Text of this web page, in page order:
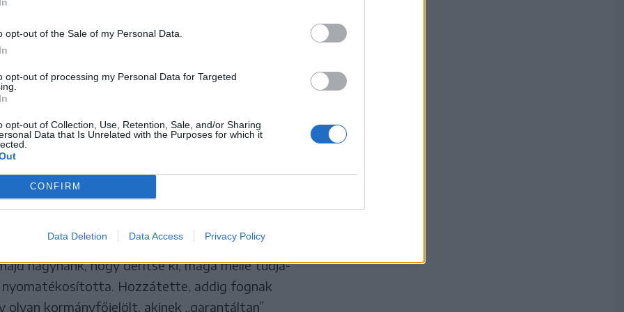
opt-out of the Sale of my Personal Data.
opt-out of processing my Personal Data for Targeted
opt-out of Collection, Use, Retention, Sale, and/or Sharing
Data that Is Unrelated with the Purposes for which it
CONFIRM
Data Deletion Data Access Privacy Policy
elő, általános kérdés
a javaslatuk alapján felálló
e a parlament
„viszonylag kevés” olyan forgatókönyv jöhet
többségének támogatását élvezi.
Nem lenne hasznos Románia számára, ha
hagynánk, hogy derítse ki, maga mellé tudja-
nyomatékosította. Hozzátette, addig fognak
olyan kormányfőjelölt, akinek „garantáltan”